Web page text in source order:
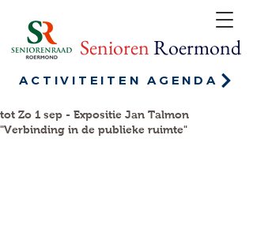
SeniorenRoermond
ACTIVITEITEN AGENDA
tot Zo 1 sep - Expositie Jan Talmon
"Verbinding in de publieke ruimte"